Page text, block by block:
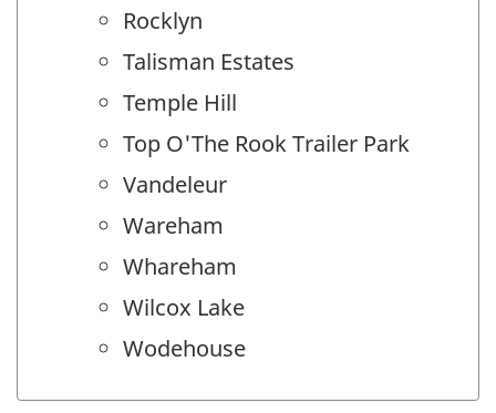
Rocklyn
Talisman Estates
Temple Hill
Top O'The Rook Trailer Park
Vandeleur
Wareham
Whareham
Wilcox Lake
Wodehouse